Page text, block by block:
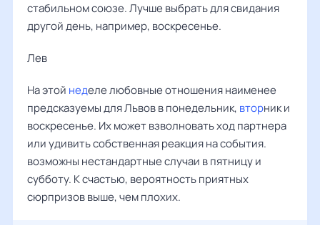
стабильном союзе. Лучше выбрать для свидания
другой день, например, воскресенье.
Лев ‌‌
На этой неделе любовные отношения наименее
предсказуемы для Львов в понедельник, вторник и
воскресенье. Их может взволновать ход партнера
или удивить собственная реакция на события.
возможны нестандартные случаи в пятницу и
субботу. К счастью, вероятность приятных
сюрпризов выше, чем плохих.